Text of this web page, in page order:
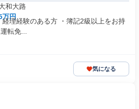
和大路
万円
理経験のある方 ・簿記2級以上をお持
転免...
気になる